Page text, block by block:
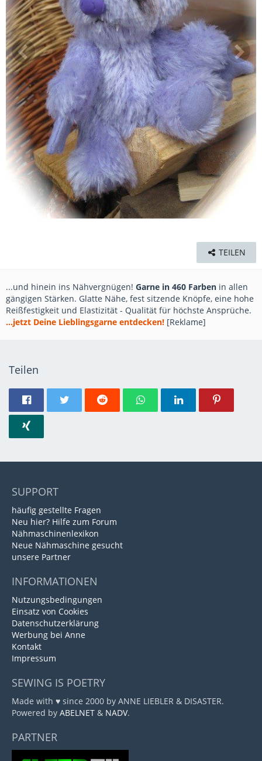
TEILEN
...und hinein ins Nähvergnügen! Garne in 460 Farben in allen
gängigen Stärken. Glatte Nähe, fest sitzende Knöpfe, eine hohe
Reißfestigkeit und Elastizität - Qualität für höchste Ansprüche.
...jetzt Deine Lieblingsgarne entdecken! [Reklame]
Teilen
SUPPORT
häufig gestellte Fragen
Neu hier? Hilfe zum Forum
Nähmaschinenlexikon
Neue Nähmaschine gesucht
unsere Partner
INFORMATIONEN
Nutzungsbedingungen
Einsatz von Cookies
Datenschutzerklärung
Werbung bei Anne
Kontakt
Impressum
SEWING IS POETRY
Made with ♥ since 2000 by ANNE LIEBLER & DISASTER.
Powered by ABELNET & NADV.
PARTNER